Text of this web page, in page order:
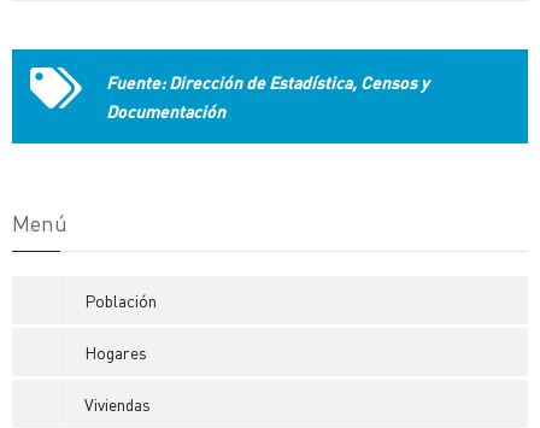
Fuente: Dirección de Estadística, Censos y
Documentación
Menú
Población
Hogares
Viviendas